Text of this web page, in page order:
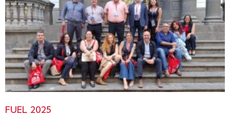
FUEL 2025